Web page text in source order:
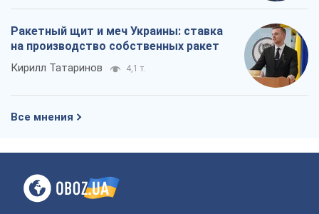
Ракетный щит и меч Украины: ставка
на производство собственных ракет
Кирилл Татаринов 4,1 т.
Все мнения